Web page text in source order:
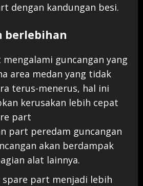
dengan kandungan besi.
berlebihan
guncangan yang
area medan yang tidak
terus-menerus, hal ini
kerusakan lebih cepat
part
part peredam guncangan
akan berdampak
alat lainnya.
part menjadi lebih